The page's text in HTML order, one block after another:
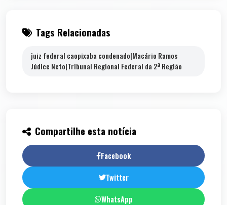
Tags Relacionadas
juiz federal caopixaba condenado|Macário Ramos
Júdice Neto|Tribunal Regional Federal da 2ª Região
Compartilhe esta notícia
Facebook
Twitter
WhatsApp